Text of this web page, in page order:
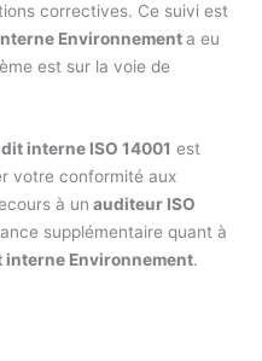
correctives. Ce suivi est
Environnementa eu
est sur la voie de
interne ISO 14001 est
votre conformité aux
à un auditeur ISO
supplémentaire quant à
interne Environnement.